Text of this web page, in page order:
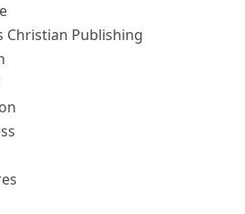
Christian Publishing